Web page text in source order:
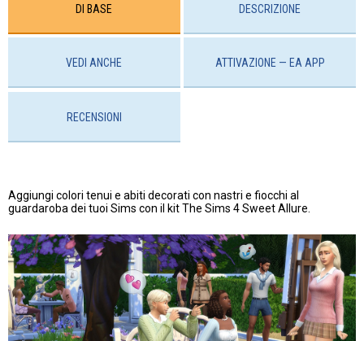
DI BASE DESCRIZIONE
VEDI ANCHE ATTIVAZIONE — EA APP
RECENSIONI
Aggiungi colori tenui e abiti decorati con nastri e fiocchi al
guardaroba dei tuoi Sims con il kit The Sims 4 Sweet Allure.